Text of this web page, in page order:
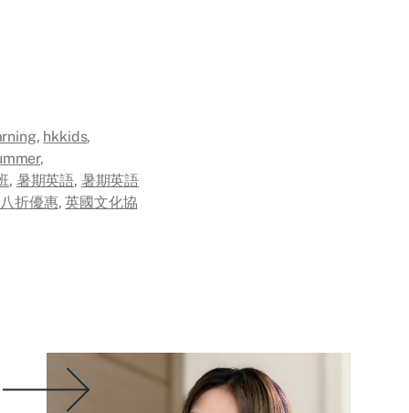
, hkkids,
,
, 暑期英語, 暑期英語
折優惠,英國文化協